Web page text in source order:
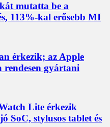
mutatta be a
113%-kal erősebb MI
érkezik; az Apple
rendesen gyártani
Lite érkezik
SoC, stylusos tablet és